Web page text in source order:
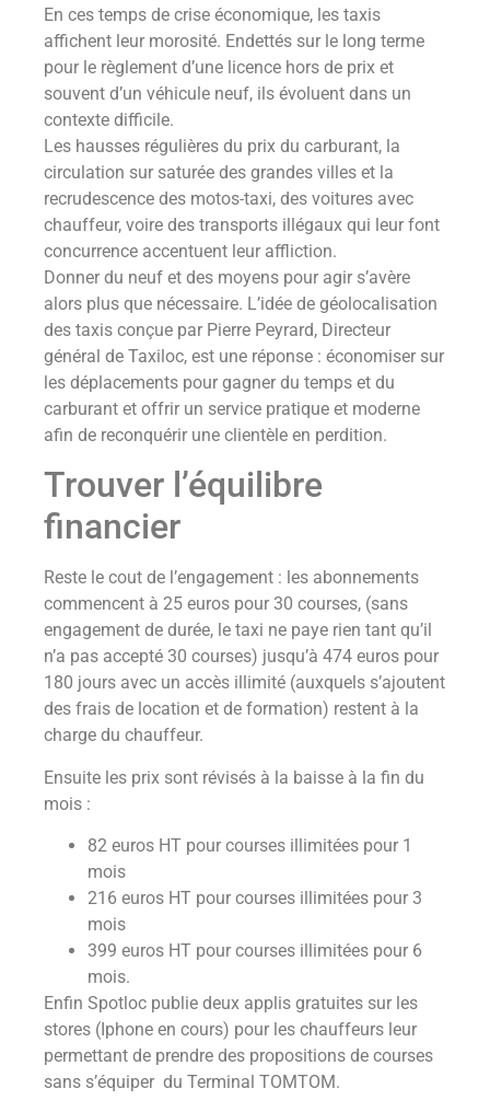
En ces temps de crise économique, les taxis
affichent leur morosité. Endettés sur le long terme
pour le règlement d’une licence hors de prix et
souvent d’un véhicule neuf, ils évoluent dans un
contexte difficile.
Les hausses régulières du prix du carburant, la
circulation sur saturée des grandes villes et la
recrudescence des motos-taxi, des voitures avec
chauffeur, voire des transports illégaux qui leur font
concurrence accentuent leur affliction.
Donner du neuf et des moyens pour agir s’avère
alors plus que nécessaire. L’idée de géolocalisation
des taxis conçue par Pierre Peyrard, Directeur
général de Taxiloc, est une réponse : économiser sur
les déplacements pour gagner du temps et du
carburant et offrir un service pratique et moderne
afin de reconquérir une clientèle en perdition.
Trouver l’équilibre
financier
Reste le cout de l’engagement : les abonnements
commencent à 25 euros pour 30 courses, (sans
engagement de durée, le taxi ne paye rien tant qu’il
n’a pas accepté 30 courses) jusqu’à 474 euros pour
180 jours avec un accès illimité (auxquels s’ajoutent
des frais de location et de formation) restent à la
charge du chauffeur.
Ensuite les prix sont révisés à la baisse à la fin du
mois :
82 euros HT pour courses illimitées pour 1
mois
216 euros HT pour courses illimitées pour 3
mois
399 euros HT pour courses illimitées pour 6
mois.
Enfin Spotloc publie deux applis gratuites sur les
stores (Iphone en cours) pour les chauffeurs leur
permettant de prendre des propositions de courses
sans s’équiper du Terminal TOMTOM.